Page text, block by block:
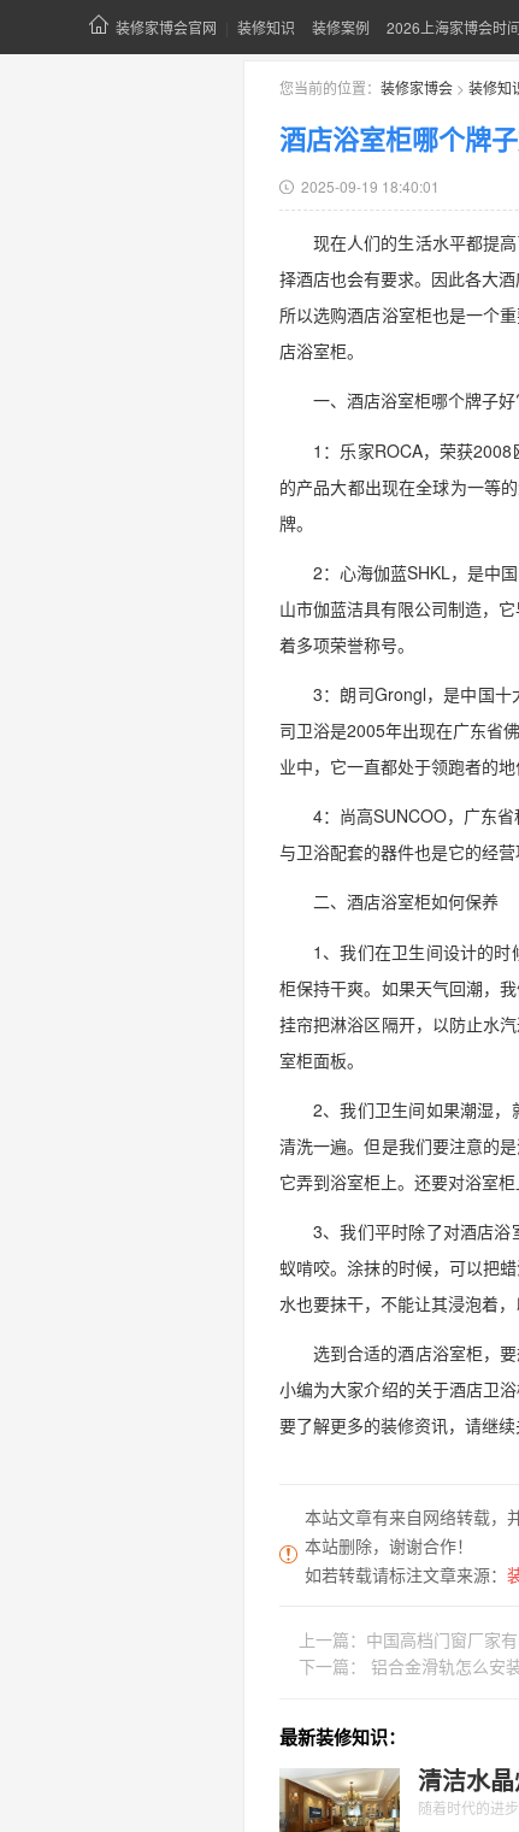
装修家博会官网 装修知识 装修案例 2026上海家博会时
您当前的位置： 装修家博会 > 装修知
酒店浴室柜哪个牌
2025-09-19 18:40:01
现在人们的生活水平都提
择酒店也会有要求。因此各大
所以选购酒店浴室柜也是一个
店浴室柜。
一、酒店浴室柜哪个牌子好
1：乐家ROCA，荣获
的产品大都出现在全球为一等
牌。
2：心海伽蓝SHKL，是中
山市伽蓝洁具有限公司制造，
着多项荣誉称号。
3：朗司Grongl，是中国
司卫浴是2005年出现在广东省
业中，它一直都处于领跑者的地
4：尚高SUNCOO，广东
与卫浴配套的器件也是它的经
二、酒店浴室柜如何保养
1、我们在卫生间设计的
柜保持干爽。如果天气回潮，
挂帘把淋浴区隔开，以防止水
室柜面板。
2、我们卫生间如果潮湿
清洗一遍。但是我们要注意的
它弄到浴室柜上。还要对浴室柜
3、我们平时除了对酒店浴
蚁啃咬。涂抹的时候，可以把
水也要抹干，不能让其浸泡着
选到合适的酒店浴室柜，
小编为大家介绍的关于酒店卫
要了解更多的装修资讯，请继续
本站文章有来自网络转载，
本站删除，谢谢合作！
如若转载请标注文章来源：
上一篇： 中国高档门窗厂家
下一篇： 铝合金滑轨怎么安
最新装修知识：
清洁水晶
随着时代的进